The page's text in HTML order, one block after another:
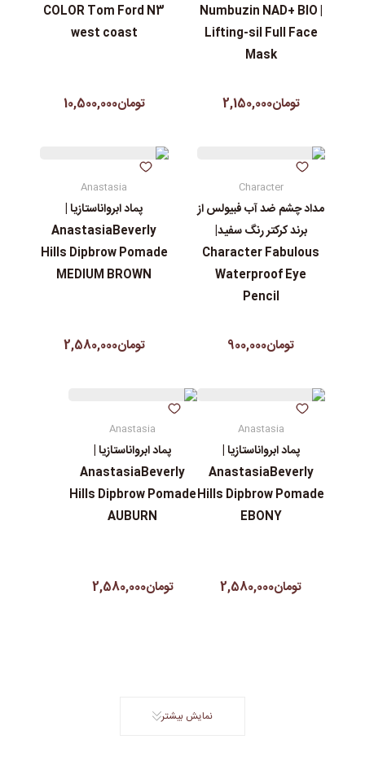
| Numbuzin NAD+ BIO
Lifting-sil Full Face
Mask
تومان2,150,000
COLOR Tom Ford N3
west coast
تومان10,500,000
Character
مداد چشم ضد آب فبیولس از
برند کرکتر رنگ سفید|
Character Fabulous
Waterproof Eye
Pencil
تومان900,000
Anastasia
پماد ابرواناستازیا |
AnastasiaBeverly
Hills Dipbrow Pomade
MEDIUM BROWN
تومان2,580,000
Anastasia
پماد ابرواناستازیا |
AnastasiaBeverly
Hills Dipbrow Pomade
EBONY
تومان2,580,000
Anastasia
پماد ابرواناستازیا |
AnastasiaBeverly
Hills Dipbrow Pomade
AUBURN
تومان2,580,000
نمایش بیشتر